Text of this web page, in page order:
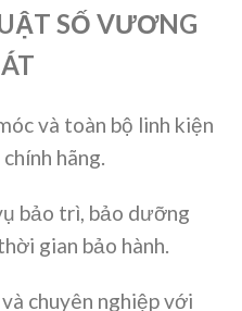
SỐ VƯƠNG
và toàn bộ linh kiện
hãng.
bảo trì, bảo dưỡng
gian bảo hành.
chuyên nghiệp với